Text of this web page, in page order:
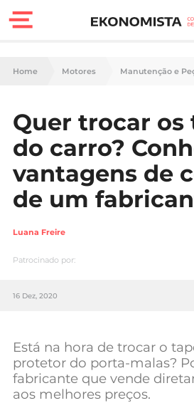
Finanças
Carreira
Casa
Lifestyle
Sociedade
Tecnologia
Negócios
Mundial 2026
Home Motores Manutenção e
Quer trocar os
do carro?
vantagens de
de um
Luana Freire
Patrocinado por:
16 Dez, 2020
Está na hora de trocar o
protetor do porta-malas?
fabricante que vende
aos melhores preços.